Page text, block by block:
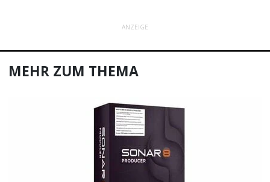
ANZEIGE
MEHR ZUM THEMA